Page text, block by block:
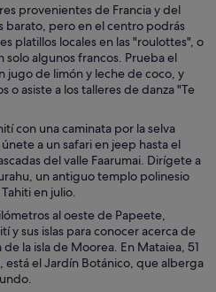
provenientes de Francia y del
barato, pero en el centro podrás
platillos locales en las "roulottes", o
algunos francos. Prueba el
jugo de limón y leche de coco, y
o asiste a los talleres de danza "Te
con una caminata por la selva
a un safari en jeep hasta el
del valle Faarumai. Dirígete a
un antiguo templo polinesio
en julio.
al oeste de Papeete,
y sus islas para conocer acerca de
la isla de Moorea. En Mataiea, 51
está el Jardín Botánico, que alberga